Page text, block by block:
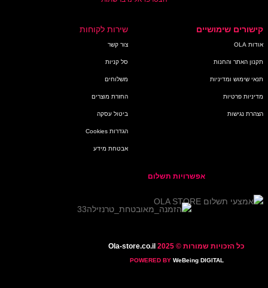
קישורים שימושיים
אודות OLA
תקנון האתר והחנות
תנאי שימוש ומדיניות
מדיניות פרטיות
הצהרת נגישות
שירות לקוחות
צור קשר
סל קניות
משלוחים
החזרת מוצרים
ביטול עסקה
הגדרות Cookies
אבטחת מידע
אפשרויות תשלום
כל הזכויות שמורות © 2025 Ola-store.co.il
POWERED BY WeBeing DIGITAL